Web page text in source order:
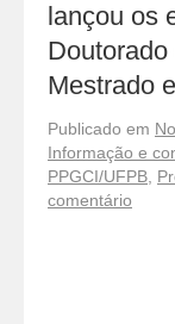
lançou os
Mestrado
Publicado em
Informação e
PPGCI/UFPB
comentário